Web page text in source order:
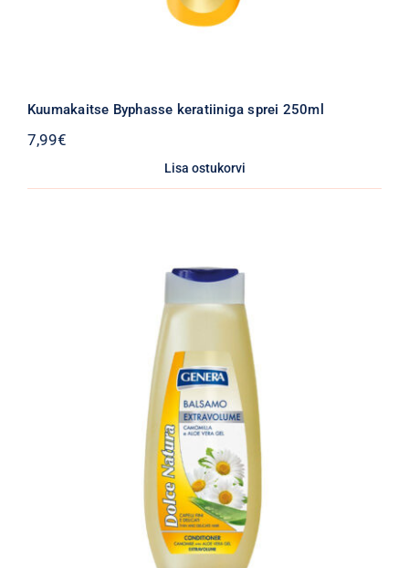
Kuumakaitse Byphasse keratiiniga sprei 250ml
7,99€
Lisa ostukorvi